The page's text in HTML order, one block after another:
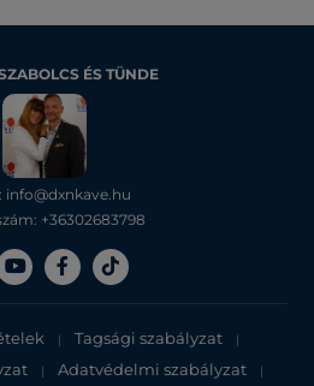
ÉS TÜNDE
info@dxnkave.hu
+36302683798
| Tagsági szabályzat |
| Adatvédelmi szabályzat |